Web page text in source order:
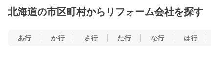
北海道の市区町村からリフォーム会社を探す
あ行 か行 さ行 た行 な行 は行